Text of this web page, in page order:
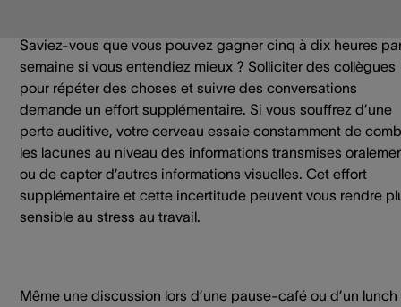
Saviez-vous que vous pouvez gagner cinq à dix heures
semaine si vous entendiez mieux ? Solliciter des collègues
pour répéter des choses et suivre des conversations
demande un effort supplémentaire. Si vous souffrez d’une
perte auditive, votre cerveau essaie constamment de
les lacunes au niveau des informations transmises
ou de capter d’autres informations visuelles. Cet effort
supplémentaire et cette incertitude peuvent vous rendre
sensible au stress au travail.
Même une discussion lors d’une pause-café ou d’un lunch